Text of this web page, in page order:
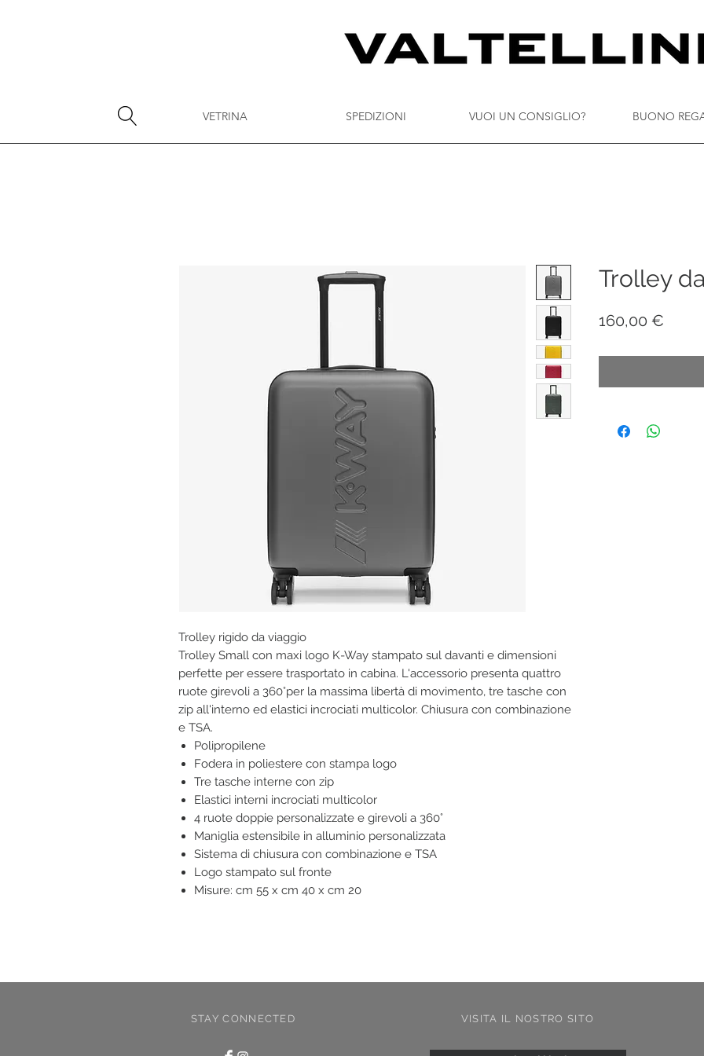
VETRINA SPEDIZIONI VUOI UN CONSIGLIO? BUONO
Trolley rigido da viaggio
Trolley Small con maxi logo K-Way stampato sul davanti e dimensioni
perfette per essere trasportato in cabina. L'accessorio presenta quattro
ruote girevoli a 360°per la massima libertà di movimento, tre tasche con
zip all'interno ed elastici incrociati multicolor. Chiusura con combinazione
e TSA.
Polipropilene
Fodera in poliestere con stampa logo
Tre tasche interne con zip
Elastici interni incrociati multicolor
4 ruote doppie personalizzate e girevoli a 360°
Maniglia estensibile in alluminio personalizzata
Sistema di chiusura con combinazione e TSA
Logo stampato sul fronte
Misure: cm 55 x cm 40 x cm 20
Trolley
160,00 €
STAY CONNECTED VISITA IL NOSTRO SITO